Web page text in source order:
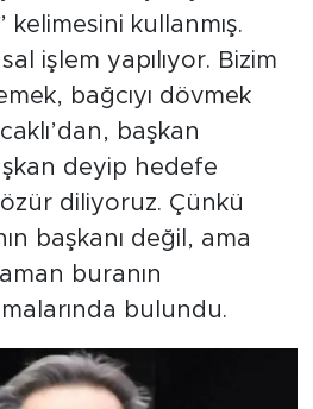
kullanmış.
işlem yapılıyor. Bizim
bağcıyı dövmek
başkan
deyip hedefe
diliyoruz. Çünkü
başkanı değil, ama
buranın
bulundu.